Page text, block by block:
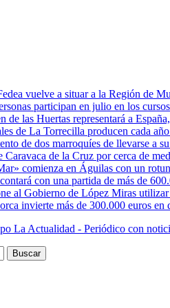
vuelve a situar a la Región de
participan en julio en los
de las Huertas representará a
de La Torrecilla producen cada
de dos marroquíes de llevarse a
de la Cruz por cerca de
comienza en Águilas con un
con una partida de más de
al Gobierno de López Miras
invierte más de 300.000 euros
La Actualidad - Periódico con